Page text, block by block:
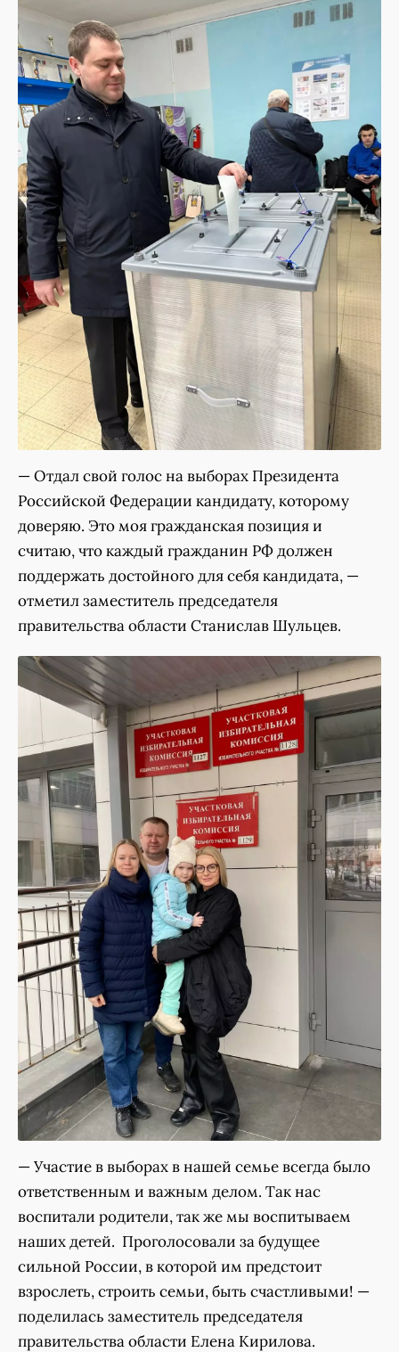
— Отдал свой голос на выборах Президента
Российской Федерации кандидату, которому
доверяю. Это моя гражданская позиция и
считаю, что каждый гражданин РФ должен
поддержать достойного для себя кандидата, —
отметил заместитель председателя
правительства области Станислав Шульцев.
— Участие в выборах в нашей семье всегда было
ответственным и важным делом. Так нас
воспитали родители, так же мы воспитываем
наших детей. Проголосовали за будущее
сильной России, в которой им предстоит
взрослеть, строить семьи, быть счастливыми! —
поделилась заместитель председателя
правительства области Елена Кирилова.